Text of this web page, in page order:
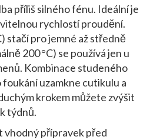
příliš silného fénu. Ideální je
rychlostí proudění.
stačí pro jemné až středně
200 °C) se používá jen u
Kombinace studeného
uzamkne cutikulu a
krokem můžete zvýšit
týdnů.
vhodný přípravek před